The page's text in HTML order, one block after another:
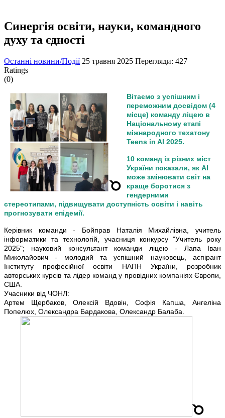
Синергія освіти, науки, командного
духу та єдності
Останні новини/Події 25 травня 2025 Перегляди: 427
Ratings
(0)
Вітаємо з успішним і
переможним досвідом (4
місце) команду ліцею в
Національному етапі
міжнародного техатону
Teens in AI 2025.
10 команд із різних міст
України показали, як АІ
може змінювати світ на
краще боротися з
гендерними
стереотипами, підвищувати доступність освіти і навіть
прогнозувати епідемії.
Керівник команди - Бойправ Наталія Михайлівна, учитель
інформатики та технологій, учасниця конкурсу "Учитель року
2025"; науковий консультант команди ліцею - Лапа Іван
Миколайович - молодий та успішний науковець, аспірант
Інституту професійної освіти НАПН України, розробник
авторських курсів та лідер команд у провідних компаніях Європи,
США.
Учасники від ЧОНЛ:
Артем Щербаков, Олексій Вдовін, Софія Капша, Ангеліна
Попелюх, Олександра Бардакова, Олександр Балаба.